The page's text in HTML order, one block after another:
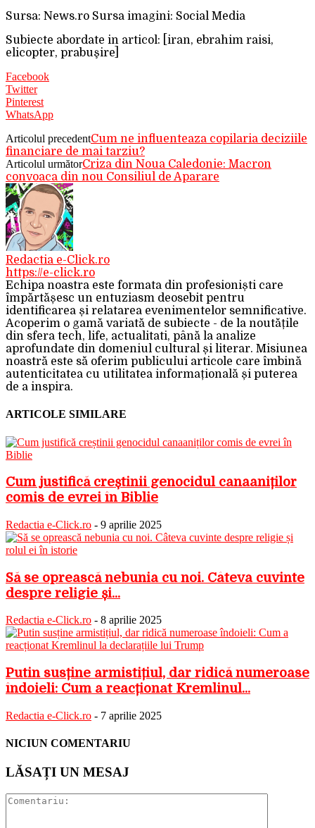
Sursa: News.ro Sursa imagini: Social Media
Subiecte abordate in articol: [iran, ebrahim raisi,
elicopter, prabuşire]
Facebook
Twitter
Pinterest
WhatsApp
Articolul precedentCum ne influenteaza copilaria deciziile
financiare de mai tarziu?
Articolul următorCriza din Noua Caledonie: Macron
convoaca din nou Consiliul de Aparare
Redactia e-Click.ro
https://e-click.ro
Echipa noastra este formata din profesioniști care
împărtășesc un entuziasm deosebit pentru
identificarea și relatarea evenimentelor semnificative.
Acoperim o gamă variată de subiecte - de la noutățile
din sfera tech, life, actualitati, până la analize
aprofundate din domeniul cultural și literar. Misiunea
noastră este să oferim publicului articole care îmbină
autenticitatea cu utilitatea informațională și puterea
de a inspira.
ARTICOLE SIMILARE
Cum justifică creștinii genocidul canaaniților
comis de evrei în Biblie
Redactia e-Click.ro - 9 aprilie 2025
Să se oprească nebunia cu noi. Câteva cuvinte
despre religie și...
Redactia e-Click.ro - 8 aprilie 2025
Putin susține armistițiul, dar ridică numeroase
îndoieli: Cum a reacționat Kremlinul...
Redactia e-Click.ro - 7 aprilie 2025
NICIUN COMENTARIU
LĂSAȚI UN MESAJ